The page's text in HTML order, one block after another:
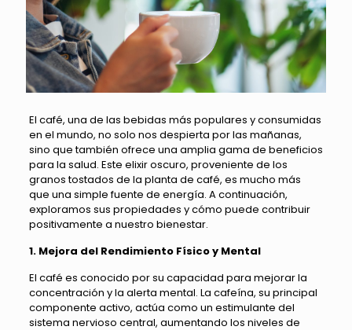
El café, una de las bebidas más populares y consumidas
en el mundo, no solo nos despierta por las mañanas,
sino que también ofrece una amplia gama de beneficios
para la salud. Este elixir oscuro, proveniente de los
granos tostados de la planta de café, es mucho más
que una simple fuente de energía. A continuación,
exploramos sus propiedades y cómo puede contribuir
positivamente a nuestro bienestar.
1. Mejora del Rendimiento Físico y Mental
El café es conocido por su capacidad para mejorar la
concentración y la alerta mental. La cafeína, su principal
componente activo, actúa como un estimulante del
sistema nervioso central, aumentando los niveles de